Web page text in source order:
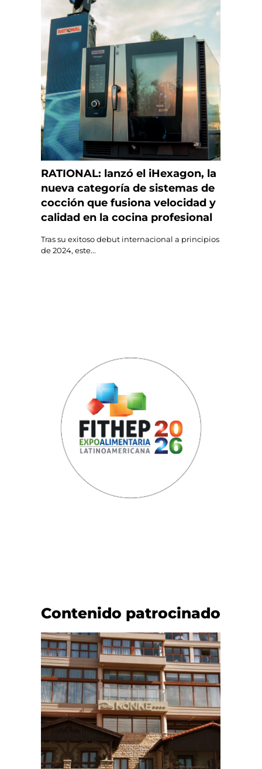
RATIONAL: lanzó el iHexagon, la
nueva categoría de sistemas de
cocción que fusiona velocidad y
calidad en la cocina profesional
Tras su exitoso debut internacional a principios
de 2024, este...
Contenido patrocinado